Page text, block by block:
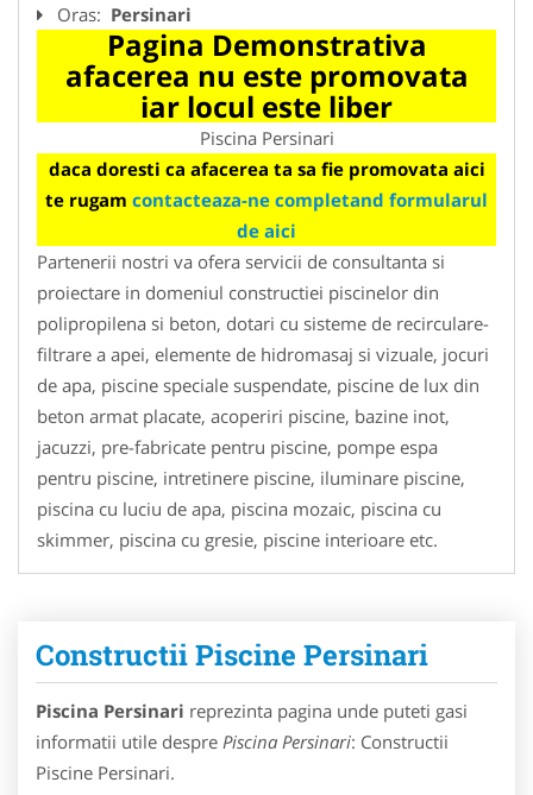
Oras: Persinari
Pagina Demonstrativa
afacerea nu este promovata
iar locul este liber
Piscina Persinari
daca doresti ca afacerea ta sa fie promovata aici
te rugam contacteaza-ne completand formularul
de aici
Partenerii nostri va ofera servicii de consultanta si
proiectare in domeniul constructiei piscinelor din
polipropilena si beton, dotari cu sisteme de recirculare-
filtrare a apei, elemente de hidromasaj si vizuale, jocuri
de apa, piscine speciale suspendate, piscine de lux din
beton armat placate, acoperiri piscine, bazine inot,
jacuzzi, pre-fabricate pentru piscine, pompe espa
pentru piscine, intretinere piscine, iluminare piscine,
piscina cu luciu de apa, piscina mozaic, piscina cu
skimmer, piscina cu gresie, piscine interioare etc.
Constructii Piscine Persinari
Piscina Persinari reprezinta pagina unde puteti gasi
informatii utile despre Piscina Persinari: Constructii
Piscine Persinari.